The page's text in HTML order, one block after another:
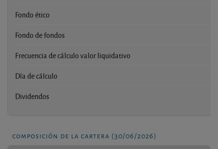
Fondo ético
Fondo de fondos
Frecuencia de cálculo valor liquidativo
Día de cálculo
Dividendos
composición de la cartera (30/06/2026)